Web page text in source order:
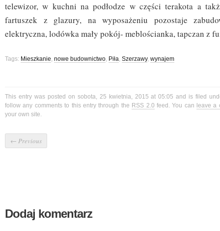
telewizor, w kuchni na podłodze w części terakota a
fartuszek z glazury, na wyposażeniu pozostaje
elektryczna, lodówka mały pokój- meblościanka, tapczan z
Tags: Mieszkanie, nowe budownictwo, Piła, Szerzawy, wynajem
This entry was posted on sobota, 25 kwietnia, 2015 at 05:05 and is filed
follow any comments to this entry through the RSS 2.0 feed. You can leave a
your own site.
← Previous
Dodaj komentarz